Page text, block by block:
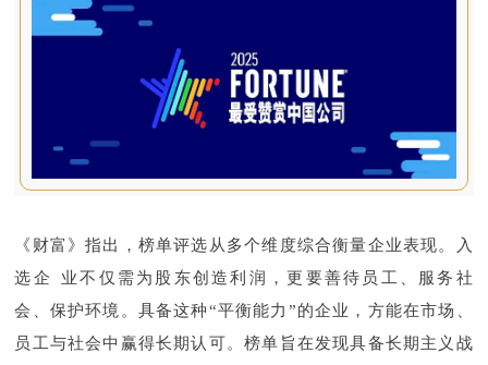
《财富》指出，榜单评选从多个维度综合衡量企业表现。入
选企业不仅需为股东创造利润，更要善待员工、服务社
会、保护环境。具备这种“平衡能力”的企业，方能在市场、
员工与社会中赢得长期认可。榜单旨在发现具备长期主义战